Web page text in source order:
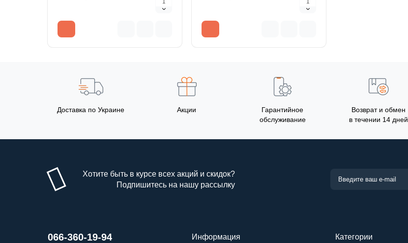
Доставка по Украине Акции
Гарантийное
обслуживание
Возврат и обмен
в течении 14 дней
Хотите быть в курсе всех акций и скидок?
Подпишитесь на нашу рассылку
066-360-19-94
Информация Категории